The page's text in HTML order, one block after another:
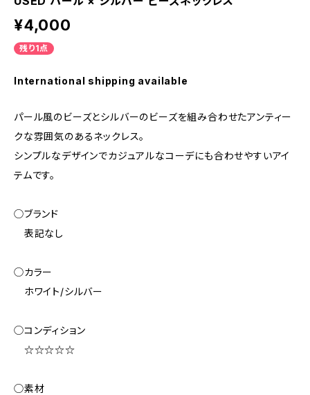
¥4,000
残り1点
International shipping available
パール風のビーズとシルバーのビーズを組み合わせたアンティー
クな雰囲気のあるネックレス。
シンプルなデザインでカジュアルなコーデにも合わせやすいアイ
テムです。
◯ブランド
表記なし
◯カラー
ホワイト/シルバー
◯コンディション
☆☆☆☆☆
◯素材